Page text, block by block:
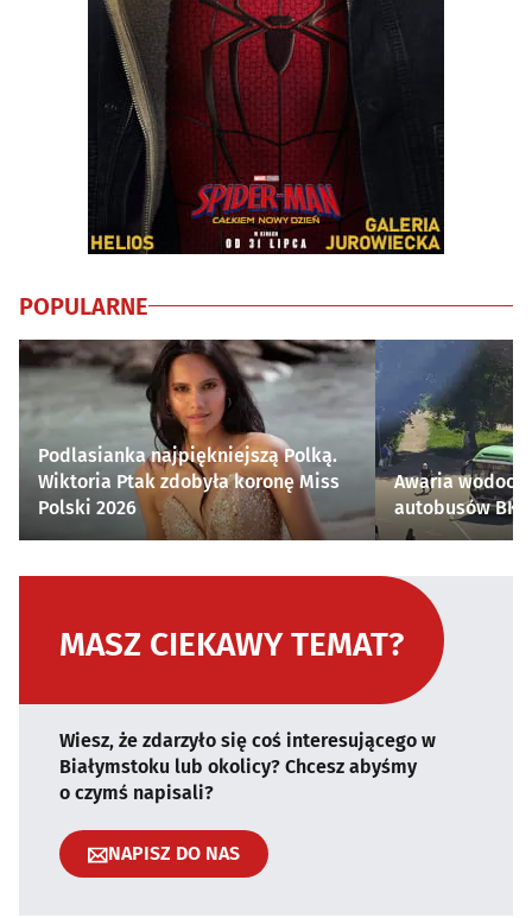
POPULARNE
Podlasianka najpiękniejszą Polką.
Wiktoria Ptak zdobyła koronę Miss
Polski 2026
Awaria
autobusów
MASZ CIEKAWY TEMAT?
Wiesz, że zdarzyło się coś interesującego w
Białymstoku lub okolicy? Chcesz abyśmy
o czymś napisali?
NAPISZ DO NAS